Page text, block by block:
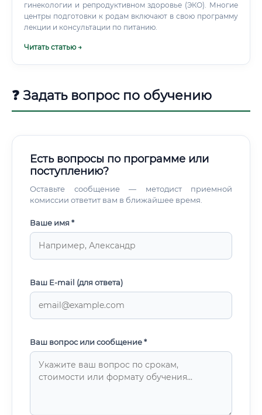
гинекологии и репродуктивном здоровье (ЭКО). Многие
центры подготовки к родам включают в свою программу
лекции и консультации по питанию.
Читать статью →
❓ Задать вопрос по обучению
Есть вопросы по программе или
поступлению?
Оставьте сообщение — методист приемной
комиссии ответит вам в ближайшее время.
Ваше имя *
Ваш E-mail (для ответа)
Ваш вопрос или сообщение *